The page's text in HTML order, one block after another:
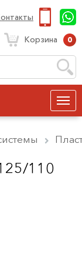
Корзина 0
110